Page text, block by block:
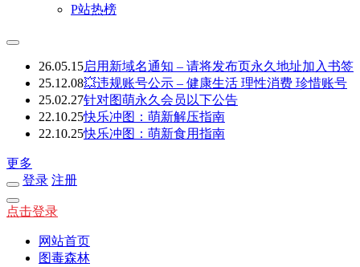
P站热榜
26.05.15启用新域名通知 – 请将发布页永久地址加入书签
25.12.08💥违规账号公示 – 健康生活 理性消费 珍惜账号
25.02.27针对图萌永久会员以下公告
22.10.25快乐冲图：萌新解压指南
22.10.25快乐冲图：萌新食用指南
更多
登录 注册
点击登录
网站首页
图毒森林